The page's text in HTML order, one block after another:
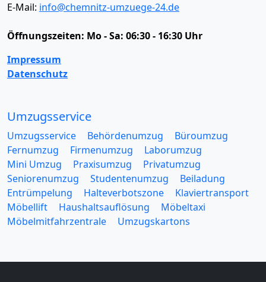
E-Mail: info@chemnitz-umzuege-24.de
Öffnungszeiten: Mo - Sa: 06:30 - 16:30 Uhr
Impressum
Datenschutz
Umzugsservice
Umzugsservice Behördenumzug
Büroumzug
Fernumzug
Firmenumzug
Laborumzug
Mini Umzug
Praxisumzug
Privatumzug
Seniorenumzug
Studentenumzug
Beiladung
Entrümpelung
Halteverbotszone
Klaviertransport
Möbellift
Haushaltsauflösung
Möbeltaxi
Möbelmitfahrzentrale
Umzugskartons